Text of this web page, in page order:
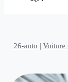
26-auto | Voiture